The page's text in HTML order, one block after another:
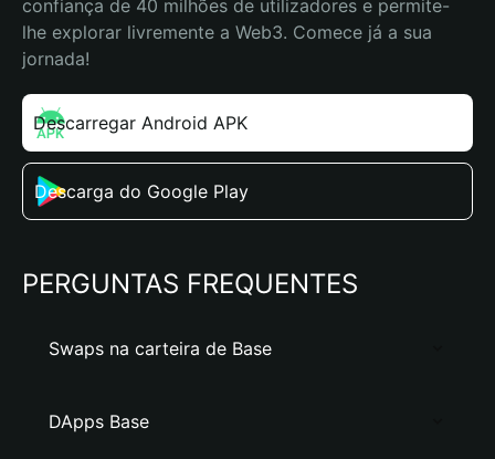
confiança de 40 milhões de utilizadores e permite-
lhe explorar livremente a Web3. Comece já a sua
jornada!
Descarregar Android APK
Descarga do Google Play
PERGUNTAS FREQUENTES
Swaps na carteira de Base
DApps Base